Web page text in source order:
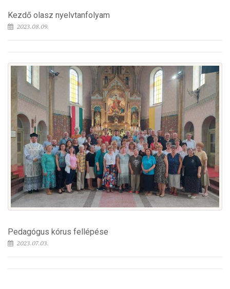
Kezdő olasz nyelvtanfolyam
2023.08.09.
Pedagógus kórus fellépése
2023.07.03.